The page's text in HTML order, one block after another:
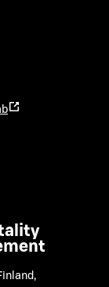
,